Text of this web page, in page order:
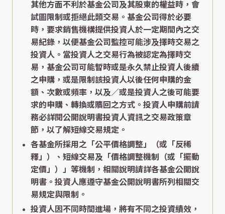
其他方面不利於基金公司及其股東的權益時，會
試圖限制或拒絕此類交易。基金公司得於必要
時，要求銷售機構提供投資人於一定期間內之交
易紀錄，以便基金公司監控可能涉及擇時交易之
投資人。當投資人之交易行為被認定為擇時交
易，基金公司可能暫時或是永久禁止投資人後續
之申購，或是限制該投資人以後任何申購的金
額、次數或頻率，以及／或是投資人之後可能要
求的申購、轉換或贖回之方式。投資人申購前請
務必詳閱公開說明書投資人資訊之交易政策章
節，以了解短線交易規定。
各基金所採用之「公平價格調整」（或「反稀
釋」）、短線交易及「價格調整機制（或「擺動
定價」）」等機制，相關說明請詳各基金公開說
明書。投資人應遵守基金公開說明書所列相關交
易規定與限制。
投資人因不同時間進場，將有不同之投資績效，